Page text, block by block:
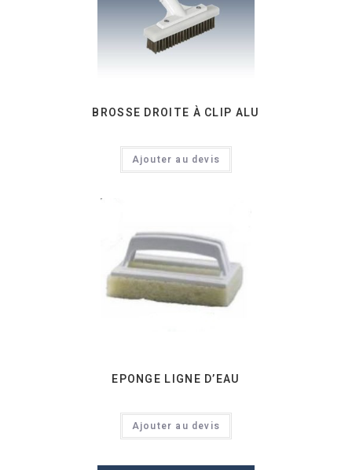
BROSSE DROITE À CLIP ALU
Ajouter au devis
EPONGE LIGNE D’EAU
Ajouter au devis